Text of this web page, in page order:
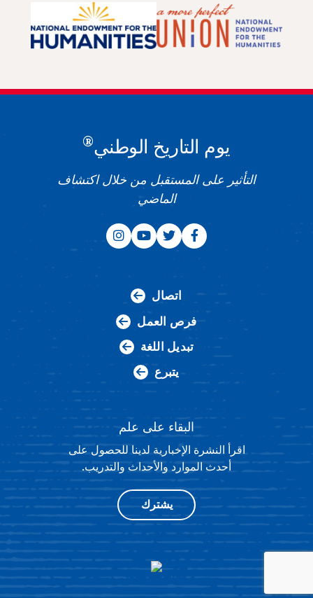
يوم التاريخ الوطني®
التأثير على المستقبل من خلال اكتشاف
الماضي
اتصال
فرص العمل
تبديل اللغة
يتبرع
البقاء على علم
اقرأ النشرة الإخبارية لدينا للحصول على
أحدث الموارد والأحداث والتدريب.
يشترك